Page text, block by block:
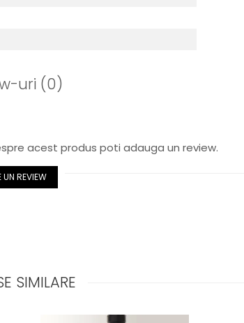
uri (0)
acest produs poti adauga un review.
UN REVIEW
SIMILARE